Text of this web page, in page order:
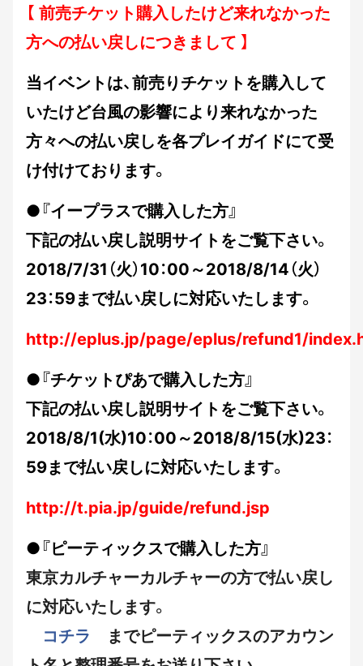
【 前売チケット購入したけど来れなかった
方への払い戻しにつきまして 】
当イベントは、前売りチケットを購入して
いたけど台風の影響により来れなかった
方々への払い戻しを各プレイガイドにて受
け付けております。
●『イープラスで購入した方』
下記の払い戻し説明サイトをご覧下さい。
2018/7/31（火）10：00～2018/8/14（火）
23：59まで払い戻しに対応いたします。
http://eplus.jp/page/eplus/refund1/
●『チケットぴあで購入した方』
下記の払い戻し説明サイトをご覧下さい。
2018/8/1(水)10：00～2018/8/15(水)23：
59まで払い戻しに対応いたします。
http://t.pia.jp/guide/refund.jsp
●『ピーティックスで購入した方』
東京カルチャーカルチャーの方で払い戻し
に対応いたします。
コチラ までピーティックスのアカウン